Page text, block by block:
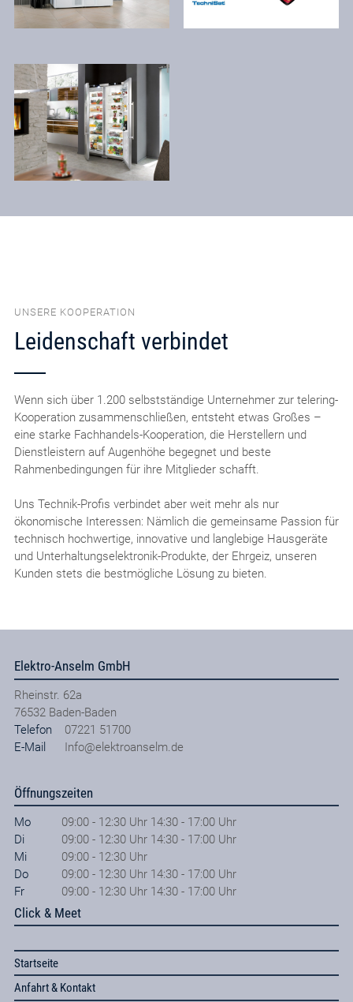
UNSERE KOOPERATION
Leidenschaft verbindet
Wenn sich über 1.200 selbstständige Unternehmer zur telering-
Kooperation zusammenschließen, entsteht etwas Großes –
eine starke Fachhandels-Kooperation, die Herstellern und
Dienstleistern auf Augenhöhe begegnet und beste
Rahmenbedingungen für ihre Mitglieder schafft.
Uns Technik-Profis verbindet aber weit mehr als nur
ökonomische Interessen: Nämlich die gemeinsame Passion für
technisch hochwertige, innovative und langlebige Hausgeräte
und Unterhaltungselektronik-Produkte, der Ehrgeiz, unseren
Kunden stets die bestmögliche Lösung zu bieten.
Elektro-Anselm GmbH
Rheinstr. 62a
76532 Baden-Baden
Telefon
07221 51700
E-Mail
Info@elektroanselm.de
Öffnungszeiten
Mo
09:00 - 12:30 Uhr 14:30 - 17:00 Uhr
Di
09:00 - 12:30 Uhr 14:30 - 17:00 Uhr
Mi
09:00 - 12:30 Uhr
Do
09:00 - 12:30 Uhr 14:30 - 17:00 Uhr
Fr
09:00 - 12:30 Uhr 14:30 - 17:00 Uhr
Click & Meet
Startseite
Anfahrt & Kontakt